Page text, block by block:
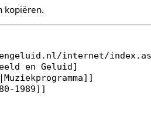
kopiëren.